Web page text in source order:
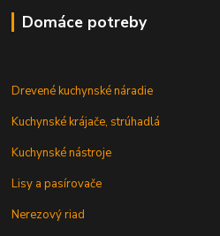
Domáce potreby
Drevené kuchynské náradie
Kuchynské krájače, strúhadlá
Kuchynské nástroje
Lisy a pasírovače
Nerezový riad